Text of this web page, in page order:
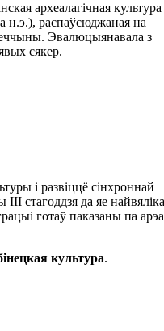
археалагічная культура
н.э.), распаўсюджаная на
Эвалюцыянавала з
сякер.
і развіццё сінхроннай
III стагоддзя да яе
готаў паказаны па
культура.